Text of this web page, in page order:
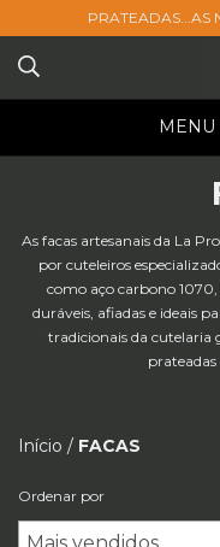
PRATEADAS...AS
MENU
As facas artesanais da La
por cuteleiros
como aço carbono
duráveis, afiadas e ideais
tradicionais da cutelaria
prateadas
Início / FACAS
Ordenar por